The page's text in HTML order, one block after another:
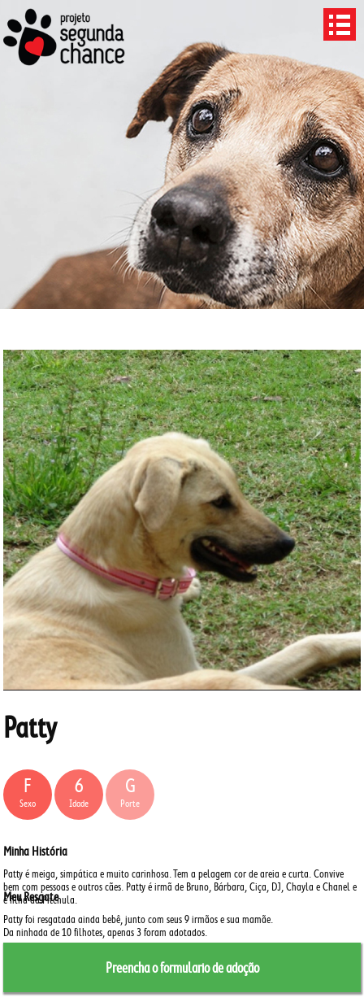
Patty
F
Sexo
6
Idade
G
Porte
Minha História
Patty é meiga, simpática e muito carinhosa. Tem a pelagem cor de areia e curta. Convive
bem com pessoas e outros cães. Patty é irmã de Bruno, Bárbara, Ciça, DJ, Chayla e Chanel e
é filha da Pitchula.
Meu Resgate
Patty foi resgatada ainda bebê, junto com seus 9 irmãos e sua mamãe.
Da ninhada de 10 filhotes, apenas 3 foram adotados.
Preencha o formulario de adoção